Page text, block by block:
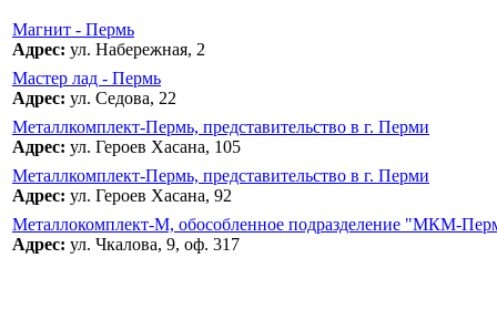
Магнит - Пермь
Адрес: ул. Набережная, 2
Мастер лад - Пермь
Адрес: ул. Седова, 22
Металлкомплект-Пермь, представительство в г. Перми
Адрес: ул. Героев Хасана, 105
Металлкомплект-Пермь, представительство в г. Перми
Адрес: ул. Героев Хасана, 92
Металлокомплект-М, обособленное подразделение "МКМ-
Адрес: ул. Чкалова, 9, оф. 317